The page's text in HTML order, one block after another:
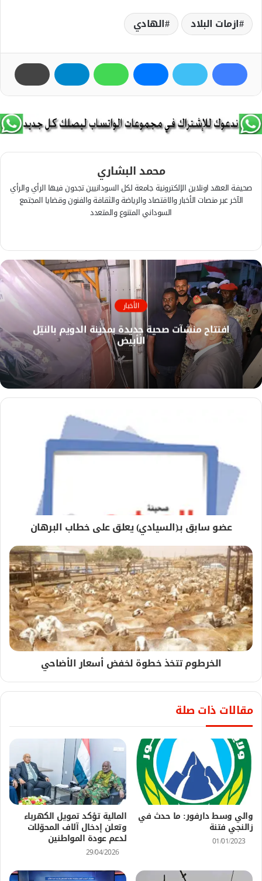
ازمات البلاد الهادي
محمد البشاري
صحيفة العهد اونلاين الإلكترونية جامعة لكل السودانيين تجدون فيها الرأي والرأي
الآخر عبر منصات الأخبار والاقتصاد والرياضة والثقافة والفنون وقضايا المجتمع
السوداني المتنوع والمتعدد
م
و
ق
ع
ا
ل
و
ي
ب
س
ب
و
ك الأخبار
افتتاح منشآت صحية جديدة بمدينة الدويم بالنيّل
الأبيض
عضو سابق بـ(السيادي) يعلق على خطاب البرهان
الخرطوم تتخذ خطوة لخفض أسعار الأضاحي
مقالات ذات صلة
والي وسط دارفور: ما حدث في
زالنجي فتنة
01/01/2023
المالية تؤكد تمويل الكهرباء
وتعلن إدخال آلاف المحوّلات
لدعم عودة المواطنين
29/04/2026